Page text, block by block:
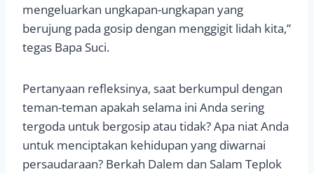
mengeluarkan ungkapan-ungkapan yang
berujung pada gosip dengan menggigit lidah kita,”
tegas Bapa Suci.
Pertanyaan refleksinya, saat berkumpul dengan
teman-teman apakah selama ini Anda sering
tergoda untuk bergosip atau tidak? Apa niat Anda
untuk menciptakan kehidupan yang diwarnai
persaudaraan? Berkah Dalem dan Salam Teplok